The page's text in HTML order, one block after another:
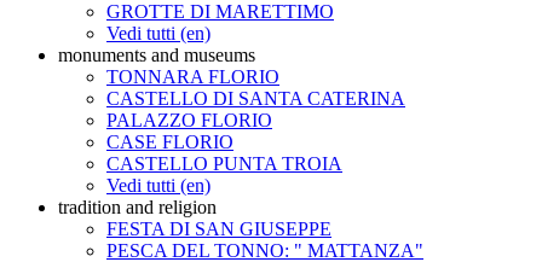
GROTTE DI MARETTIMO
Vedi tutti (en)
monuments and museums
TONNARA FLORIO
CASTELLO DI SANTA CATERINA
PALAZZO FLORIO
CASE FLORIO
CASTELLO PUNTA TROIA
Vedi tutti (en)
tradition and religion
FESTA DI SAN GIUSEPPE
PESCA DEL TONNO: " MATTANZA"